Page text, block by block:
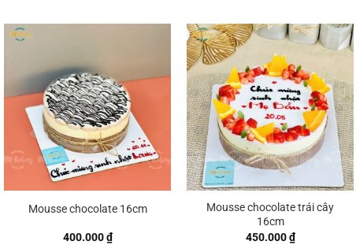
Mousse chocolate 16cm
400.000₫
Mousse chocolate trái cây
16cm
450.000₫